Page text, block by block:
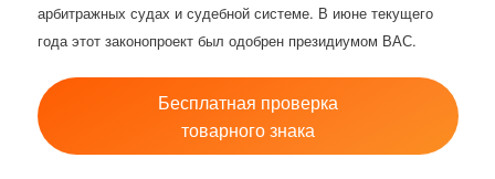
арбитражных судах и судебной системе. В июне текущего
года этот законопроект был одобрен президиумом ВАС.
Бесплатная проверка
товарного знака